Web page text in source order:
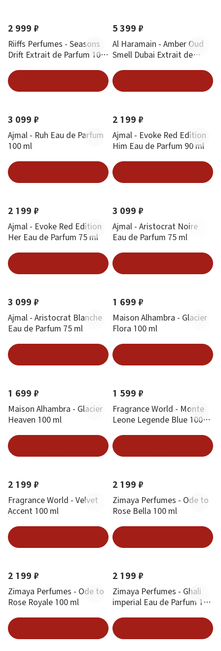
2 999 ₽
Riiffs Perfumes - Seasons
Drift Extrait de Parfum 100
5 399 ₽
Al Haramain - Amber Oud
Smell Dubai Extrait de
Новинка
3 099 ₽
Ajmal - Ruh Eau de Parfum
100 ml
Новинка
2 199 ₽
Ajmal - Evoke Red Edition
Him Eau de Parfum 90 ml
Новинка
2 199 ₽
Ajmal - Evoke Red Edition
Her Eau de Parfum 75 ml
Новинка
3 099 ₽
Ajmal - Aristocrat Noire
Eau de Parfum 75 ml
Новинка
3 099 ₽
Ajmal - Aristocrat Blanche
Eau de Parfum 75 ml
Новинка Хит
1 699 ₽
Maison Alhambra - Glacier
Flora 100 ml
Новинка Хит
1 699 ₽
Maison Alhambra - Glacier
Heaven 100 ml
Новинка Хит
1 599 ₽
Fragrance World - Monte
Leone Legende Blue 100
Новинка Хит
2 199 ₽
Fragrance World - Velvet
Accent 100 ml
Новинка Хит
2 199 ₽
Zimaya Perfumes - Ode to
Rose Bella 100 ml
Новинка Хит
2 199 ₽
Zimaya Perfumes - Ode to
Rose Royale 100 ml
Новинка Хит
2 199 ₽
Zimaya Perfumes - Ghali
imperial Eau de Parfum 100
Новинка Хит Новинка